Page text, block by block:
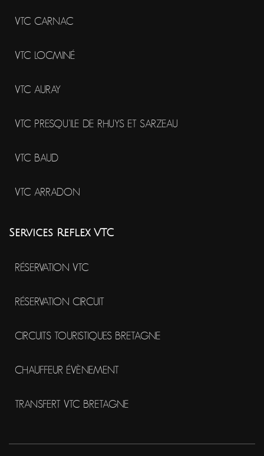
VTC CARNAC
VTC LOCMINÉ
VTC AURAY
VTC PRESQU’ILE DE RHUYS ET SARZEAU
VTC BAUD
VTC ARRADON
Services Reflex VTC
RÉSERVATION VTC
RÉSERVATION CIRCUIT
CIRCUITS TOURISTIQUES BRETAGNE
CHAUFFEUR ÉVÈNEMENT
TRANSFERT VTC BRETAGNE